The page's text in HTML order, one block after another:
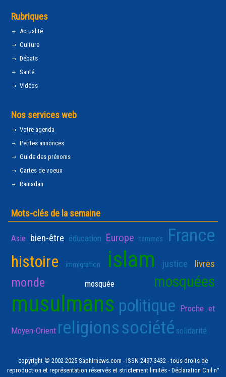
Rubriques
Actualité
Culture
Débats
Santé
Vidéos
Nos services web
Votre agenda
Petites annonces
Guide des prénoms
Cartes de voeux
Ramadan
Mots-clés de la semaine
Asie bien-être éducation Europe femmes France
histoire immigration islam justice livres
monde mosquée mosquées
musulmans politique Proche et
Moyen-Orient religionssociété solidarité
copyright © 2002-2025 Saphirnews.com - ISSN 2497-3432 - tous droits de
reproduction et représentation réservés et strictement limités - Déclaration Cnil n°